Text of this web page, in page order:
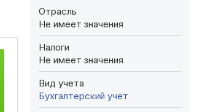
Отрасль
Не имеет значения
Налоги
Не имеет значения
Вид учета
Бухгалтерский учет